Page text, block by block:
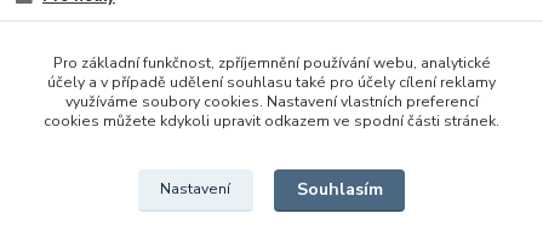
Ostatní
Barvy, fixy, pastelky ...
Pro základní funkčnost, zpříjemnění používání webu, analytické
účely a v případě udělení souhlasu také pro účely cílení reklamy
využíváme soubory cookies. Nastavení vlastních preferencí
cookies můžete kdykoli upravit odkazem ve spodní části stránek.
Nastavení Souhlasím